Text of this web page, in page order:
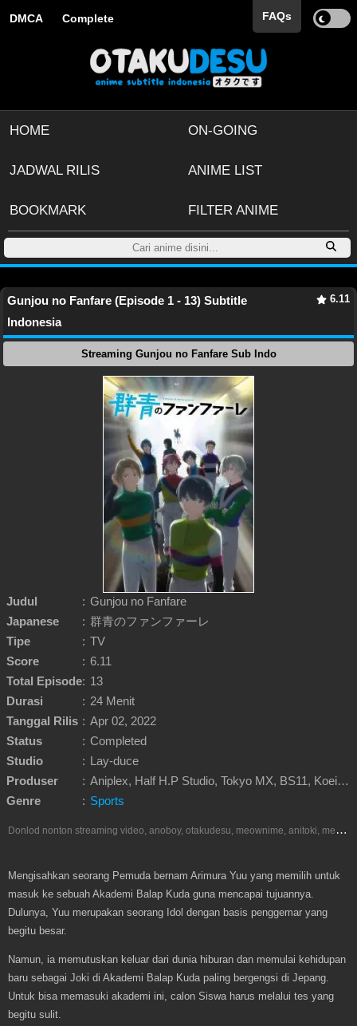
DMCA Complete FAQs
HOME ON-GOING
JADWAL RILIS ANIME LIST
BOOKMARK FILTER ANIME
Gunjou no Fanfare (Episode 1 - 13) Subtitle
Indonesia
6.11
Streaming Gunjou no Fanfare Sub Indo
Judul : Gunjou no Fanfare
Japanese
: 群青のファンファーレ
Tipe
: TV
Score
: 6.11
Total Episode: 13
Durasi
: 24 Menit
Tanggal Rilis : Apr 02, 2022
Status
: Completed
Studio
:
Lay-duce
Produser
:
Aniplex, Half H.P Studio, Tokyo MX, BS11, Koei Tecmo Games, Hakuhodo, Hochi Shimbun
Genre
: Sports
D
onlod nonton streaming video, anoboy, otakudesu, meownime, anitoki, meguminime, melody, oploverz, anoboy, nimegami, unduh, riie net, drivenime, myanimelist, MAL, kusonime, neonime, bstation, maxnime, animeindo, Netflix, crunchyroll, neonime, samehadaku, streaming, otakupoi, awsubs, anibatch, anikyojin, nekonime, kurogaze, zippyshare, vidio google drive, Muse Indonesia, iQIYI, Viu, Ani-One Asia, Animenonton, Otaku desu, Mangaku, Anibatch,Vidio, Genflix, Amazon Prime Video, Terlengkap Google Drive 240p, 3GP, Muse Indonesia.
Mengisahkan seorang Pemuda bernam Arimura Yuu yang memilih untuk
masuk ke sebuah Akademi Balap Kuda guna mencapai tujuannya.
Dulunya, Yuu merupakan seorang Idol dengan basis penggemar yang
begitu besar.
Namun, ia memutuskan keluar dari dunia hiburan dan memulai kehidupan
baru sebagai Joki di Akademi Balap Kuda paling bergengsi di Jepang.
Untuk bisa memasuki akademi ini, calon Siswa harus melalui tes yang
begitu sulit.